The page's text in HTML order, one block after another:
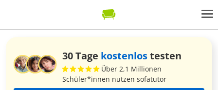
30 Tage kostenlostesten
Über 2,1 Millionen
Schüler*innen nutzen sofatutor